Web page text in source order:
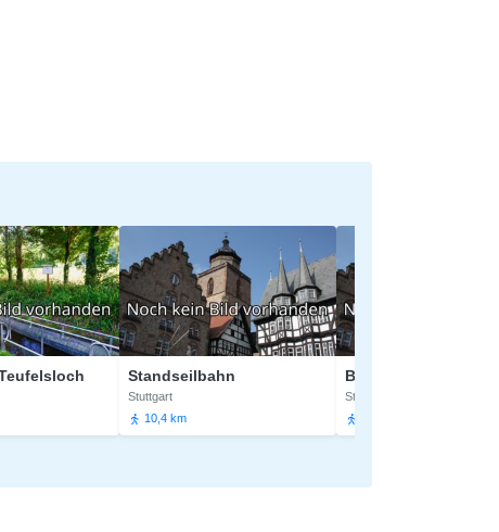
Standseilbahn
10,4 km
Bismarckturm
10,8 km